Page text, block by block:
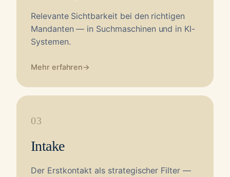
Relevante Sichtbarkeit bei den richtigen
Mandanten — in Suchmaschinen und in KI-
Systemen.
Mehr erfahren→
03
Intake
Der Erstkontakt als strategischer Filter —